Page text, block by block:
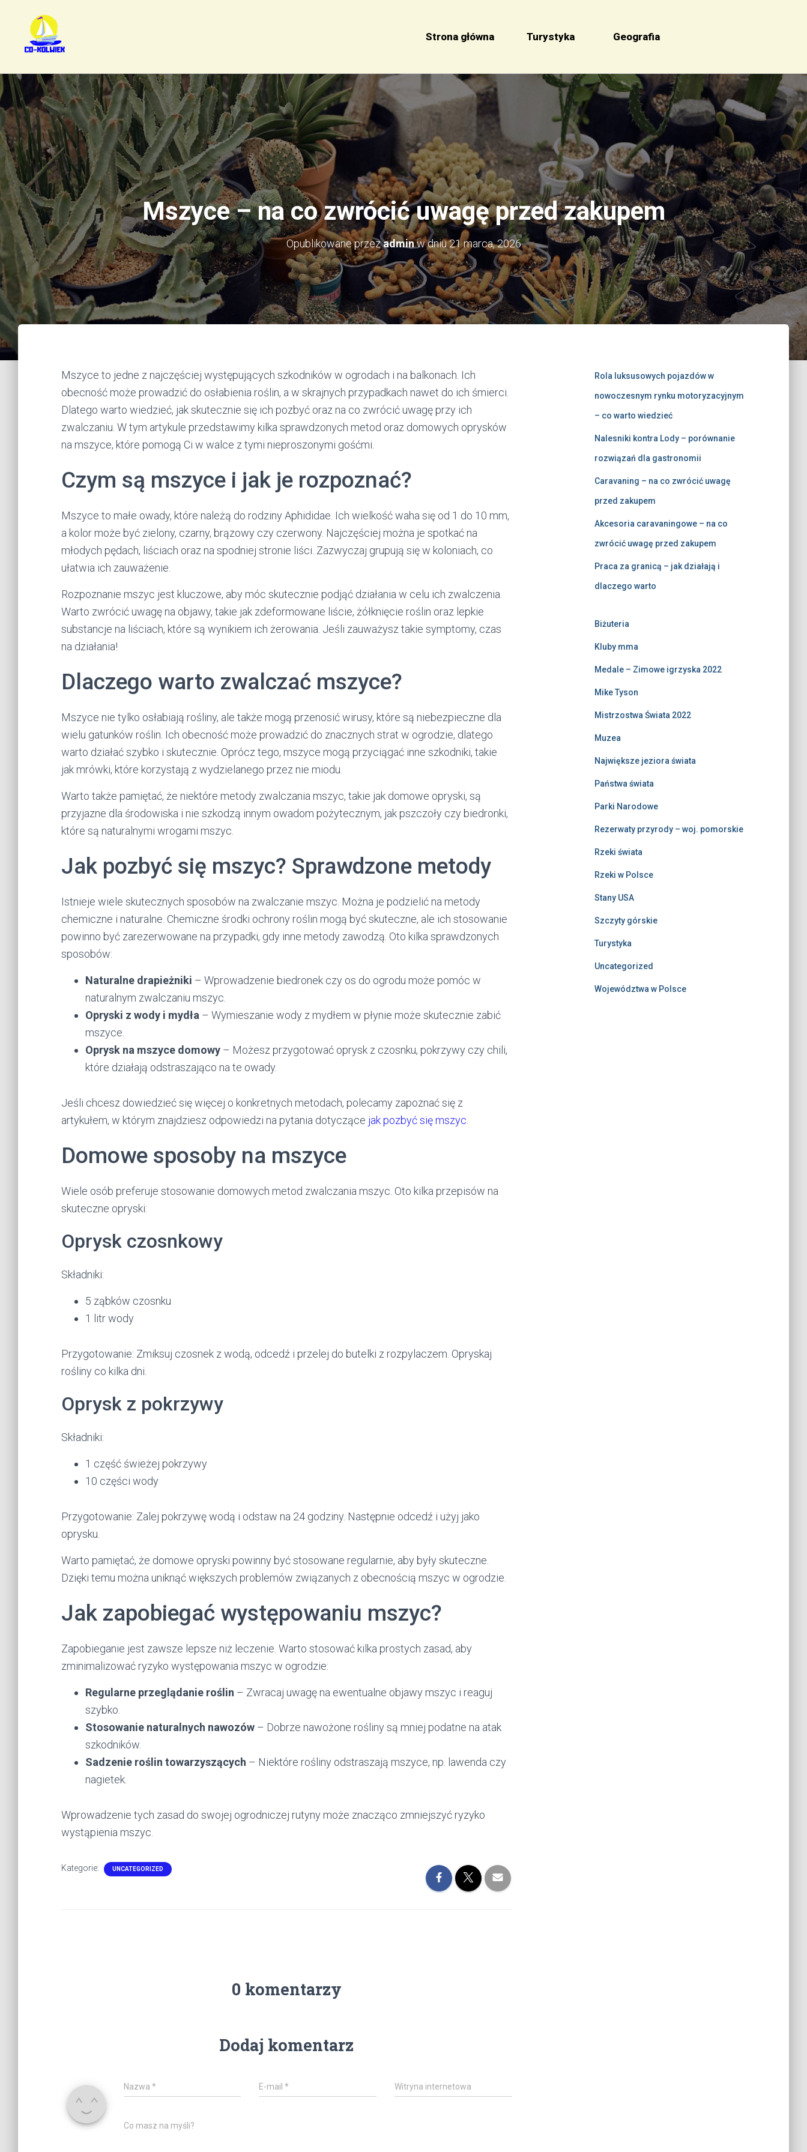
Strona główna Turystyka Geografia
Mszyce – na co zwrócić uwagę przed zakupem
Opublikowane przezadminw dniu21 marca, 2026
Mszyce to jedne z najczęściej występujących szkodników w ogrodach i na balkonach. Ich
obecność może prowadzić do osłabienia roślin, a w skrajnych przypadkach nawet do ich śmierci.
Dlatego warto wiedzieć, jak skutecznie się ich pozbyć oraz na co zwrócić uwagę przy ich
zwalczaniu. W tym artykule przedstawimy kilka sprawdzonych metod oraz domowych oprysków
na mszyce, które pomogą Ci w walce z tymi nieproszonymi gośćmi.
Czym są mszyce i jak je rozpoznać?
Mszyce to małe owady, które należą do rodziny Aphididae. Ich wielkość waha się od 1 do 10 mm,
a kolor może być zielony, czarny, brązowy czy czerwony. Najczęściej można je spotkać na
młodych pędach, liściach oraz na spodniej stronie liści. Zazwyczaj grupują się w koloniach, co
ułatwia ich zauważenie.
Rozpoznanie mszyc jest kluczowe, aby móc skutecznie podjąć działania w celu ich zwalczenia.
Warto zwrócić uwagę na objawy, takie jak zdeformowane liście, żółknięcie roślin oraz lepkie
substancje na liściach, które są wynikiem ich żerowania. Jeśli zauważysz takie symptomy, czas
na działania!
Dlaczego warto zwalczać mszyce?
Mszyce nie tylko osłabiają rośliny, ale także mogą przenosić wirusy, które są niebezpieczne dla
wielu gatunków roślin. Ich obecność może prowadzić do znacznych strat w ogrodzie, dlatego
warto działać szybko i skutecznie. Oprócz tego, mszyce mogą przyciągać inne szkodniki, takie
jak mrówki, które korzystają z wydzielanego przez nie miodu.
Warto także pamiętać, że niektóre metody zwalczania mszyc, takie jak domowe opryski, są
przyjazne dla środowiska i nie szkodzą innym owadom pożytecznym, jak pszczoły czy biedronki,
które są naturalnymi wrogami mszyc.
Jak pozbyć się mszyc? Sprawdzone metody
Istnieje wiele skutecznych sposobów na zwalczanie mszyc. Można je podzielić na metody
chemiczne i naturalne. Chemiczne środki ochrony roślin mogą być skuteczne, ale ich stosowanie
powinno być zarezerwowane na przypadki, gdy inne metody zawodzą. Oto kilka sprawdzonych
sposobów:
Naturalne drapieżniki – Wprowadzenie biedronek czy os do ogrodu może pomóc w
naturalnym zwalczaniu mszyc.
Opryski z wody i mydła – Wymieszanie wody z mydłem w płynie może skutecznie zabić
mszyce.
Oprysk na mszyce domowy – Możesz przygotować oprysk z czosnku, pokrzywy czy chili,
które działają odstraszająco na te owady.
Jeśli chcesz dowiedzieć się więcej o konkretnych metodach, polecamy zapoznać się z
artykułem, w którym znajdziesz odpowiedzi na pytania dotyczące jak pozbyć się mszyc
Domowe sposoby na mszyce
Wiele osób preferuje stosowanie domowych metod zwalczania mszyc. Oto kilka przepisów na
skuteczne opryski:
Oprysk czosnkowy
Składniki:
5 ząbków czosnku
1 litr wody
Przygotowanie: Zmiksuj czosnek z wodą, odcedź i przelej do butelki z rozpylaczem. Opryskaj
rośliny co kilka dni.
Oprysk z pokrzywy
Składniki:
1 część świeżej pokrzywy
10 części wody
Przygotowanie: Zalej pokrzywę wodą i odstaw na 24 godziny. Następnie odcedź i użyj jako
oprysku.
Warto pamiętać, że domowe opryski powinny być stosowane regularnie, aby były skuteczne.
Dzięki temu można uniknąć większych problemów związanych z obecnością mszyc w ogrodzie.
Jak zapobiegać występowaniu mszyc?
Zapobieganie jest zawsze lepsze niż leczenie. Warto stosować kilka prostych zasad, aby
zminimalizować ryzyko występowania mszyc w ogrodzie:
Regularne przeglądanie roślin – Zwracaj uwagę na ewentualne objawy mszyc i reaguj
szybko.
Stosowanie naturalnych nawozów – Dobrze nawożone rośliny są mniej podatne na atak
szkodników.
Sadzenie roślin towarzyszących – Niektóre rośliny odstraszają mszyce, np. lawenda czy
nagietek.
Wprowadzenie tych zasad do swojej ogrodniczej rutyny może znacząco zmniejszyć ryzyko
wystąpienia mszyc.
Kategorie: UNCATEGORIZED
0 komentarzy
Dodaj komentarz
Nazwa * E-mail* Witryna internetowa
Co masz na myśli?
Rola luksusowych pojazdów w
nowoczesnym rynku motoryzacyjnym
– co warto wiedzieć
Nalesniki kontra Lody – porównanie
rozwiązań dla gastronomii
Caravaning – na co zwrócić uwagę
przed zakupem
Akcesoria caravaningowe – na co
zwrócić uwagę przed zakupem
Praca za granicą – jak działają i
dlaczego warto
Biżuteria
Kluby mma
Medale – Zimowe igrzyska 2022
Mike Tyson
Mistrzostwa Świata 2022
Muzea
Największe jeziora świata
Państwa świata
Parki Narodowe
Rezerwaty przyrody – woj. pomorskie
Rzeki świata
Rzeki w Polsce
Stany USA
Szczyty górskie
Turystyka
Uncategorized
Województwa w Polsce